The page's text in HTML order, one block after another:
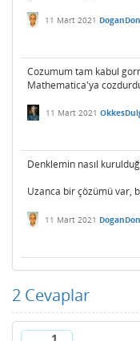
11 Mart 2021
Cozumum tam kabul
Mathematica'ya
11 Mart 2021
Denklemin nasıl
Uzanca bir çözümü var,
11 Mart 2021
2 Cevaplar
1